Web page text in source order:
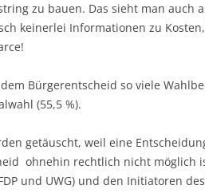
zu bauen. Das sieht man auch
keinerlei Informationen zu
Bürgerentscheid so viele
(55,5 %).
getäuscht, weil eine
ohnehin rechtlich nicht möglich
und UWG) und den Initiatoren